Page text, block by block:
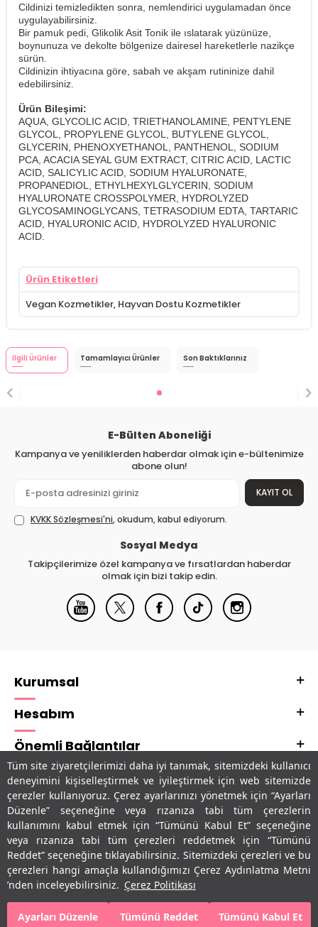
Tüm site ziyaretçilerimizi daha iyi tanımak, sitemizdeki kullanıcı
deneyimini kişiselleştirmek ve iyileştirmek için web sitemizde
çerezler kullanıyoruz. Çerez ayarlarınızı yönetmek için “Ayarları
Düzenle” seçeneğine veya rızanıza tabi tüm çerezlerin
kullanımını kabul etmek için “Tümünü Kabul Et” seçeneğine
veya rızanıza tabi tüm çerezleri reddetmek için “Tümünü
Reddet” seçeneğine tıklayabilirsiniz. Sitemizdeki çerezleri ve bu
çerezleri hangi amaçla kullandığımızı Çerez Aydınlatma Metni
’nden inceleyebilirsiniz. Çerez Politikası
Ayarları Düzenle Tümünü Reddet Tümünü Kabul Et
Cildinizi temizledikten sonra, nemlendirici uygulamadan önce
uygulayabilirsiniz.
Bir pamuk pedi, Glikolik Asit Tonik ile ıslatarak yüzünüze,
boynunuza ve dekolte bölgenize dairesel hareketlerle nazikçe
sürün.
Cildinizin ihtiyacına göre, sabah ve akşam rutininize dahil
edebilirsiniz.
Ürün Bileşimi:
AQUA, GLYCOLIC ACID, TRIETHANOLAMINE, PENTYLENE
GLYCOL, PROPYLENE GLYCOL, BUTYLENE GLYCOL,
GLYCERIN, PHENOXYETHANOL, PANTHENOL, SODIUM
PCA, ACACIA SEYAL GUM EXTRACT, CITRIC ACID, LACTIC
ACID, SALICYLIC ACID, SODIUM HYALURONATE,
PROPANEDIOL, ETHYLHEXYLGLYCERIN, SODIUM
HYALURONATE CROSSPOLYMER, HYDROLYZED
GLYCOSAMINOGLYCANS, TETRASODIUM EDTA, TARTARIC
ACID, HYALURONIC ACID, HYDROLYZED HYALURONIC
ACID.
Ürün Etiketleri
Vegan Kozmetikler, Hayvan Dostu Kozmetikler
İlgili Ürünler Tamamlayıcı Ürünler Son Baktıklarınız
E-Bülten Aboneliği
Kampanya ve yeniliklerden haberdar olmak için e-bültenimize
abone olun!
KAYIT OL
KVKK Sözleşmesi'ni, okudum, kabul ediyorum.
Sosyal Medya
Takipçilerimize özel kampanya ve fırsatlardan haberdar
olmak için bizi takip edin.
Kurumsal
Hesabım
Önemli Bağlantılar
Adres & İletişim
Uygulamalarımız